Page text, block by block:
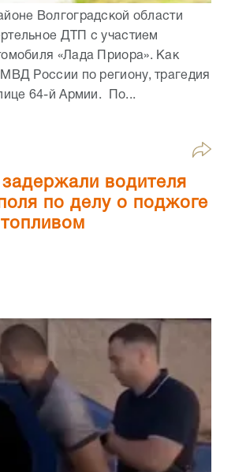
Волгоградской области
ДТП с участием
«Лада Приора». Как
России по региону, трагедия
64-й Армии. По...
водителя
по делу о поджоге